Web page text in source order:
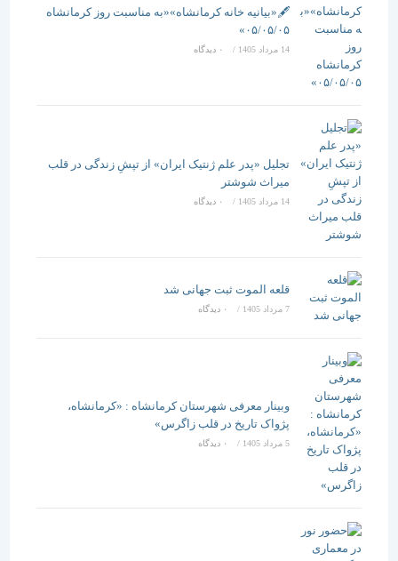
🖋️«بیانیه خانه کرمانشاه»«به مناسبت روز کرمانشاه
۰۵/۰۵/۰۵»
/ ۰ دیدگاه
تجلیل «پدر علم ژنتیک ایران» از تپشِ زندگی در قلب
میراث شوشتر
14 مرداد 1405 / ۰ دیدگاه
قلعه الموت ثبت جهانی شد
/ ۰ دیدگاه
وبینار معرفی شهرستان کرمانشاه : «کرمانشاه،
پژواک تاریخ در قلب زاگرس»
5 مرداد 1405 / ۰ دیدگاه